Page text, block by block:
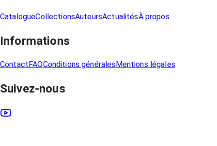
CatalogueCollectionsAuteursActualitésÀ propos
Informations
Contact FAQConditions générales Mentions légales
Suivez-nous